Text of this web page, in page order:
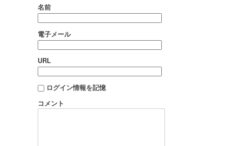
名前
電子メール
URL
ログイン情報を記憶
コメント